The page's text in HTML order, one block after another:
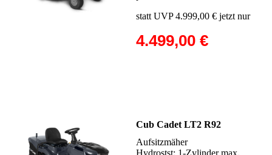
statt UVP 4.999,00 € jetzt nur
4.499,00 €
Cub Cadet LT2 R92
Aufsitzmäher